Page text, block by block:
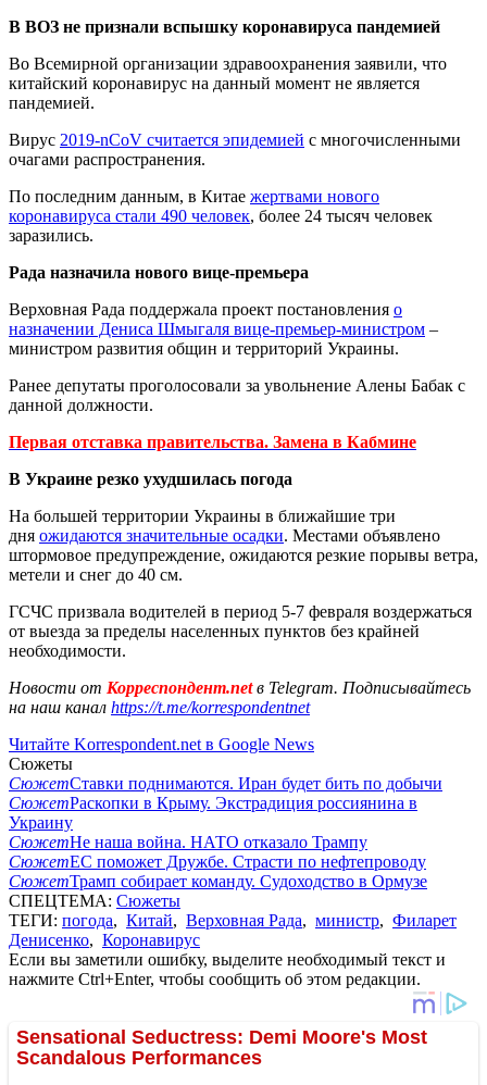
В ВОЗ не признали вспышку коронавируса пандемией
Во Всемирной организации здравоохранения заявили, что
китайский коронавирус на данный момент не является
пандемией.
Вирус 2019-nCoV считается эпидемией с многочисленными
очагами распространения.
По последним данным, в Китае жертвами нового
коронавируса стали 490 человек, более 24 тысяч человек
заразились.
Рада назначила нового вице-премьера
Верховная Рада поддержала проект постановления о
назначении Дениса Шмыгаля вице-премьер-министром –
министром развития общин и территорий Украины.
Ранее депутаты проголосовали за увольнение Алены Бабак с
данной должности.
Первая отставка правительства. Замена в Кабмине
В Украине резко ухудшилась погода
На большей территории Украины в ближайшие три
дня ожидаются значительные осадки. Местами объявлено
штормовое предупреждение, ожидаются резкие порывы ветра,
метели и снег до 40 см.
ГСЧС призвала водителей в период 5-7 февраля воздержаться
от выезда за пределы населенных пунктов без крайней
необходимости.
Новости от Корреспондент.netв Telegram. Подписывайтесь
на наш канал https://t.me/korrespondentnet
Читайте Korrespondent.net в Google News
Сюжеты
СюжетСтавки поднимаются. Иран будет бить по добычи
СюжетРаскопки в Крыму. Экстрадиция россиянина в
Украину
СюжетНе наша война. НАТО отказало Трампу
СюжетЕС поможет Дружбе. Страсти по нефтепроводу
СюжетТрамп собирает команду. Судоходство в Ормузе
СПЕЦТЕМА: Сюжеты
ТЕГИ: погода, Китай, Верховная Рада, министр, Филарет
Денисенко, Коронавирус
Если вы заметили ошибку, выделите необходимый текст и
нажмите Ctrl+Enter, чтобы сообщить об этом редакции.